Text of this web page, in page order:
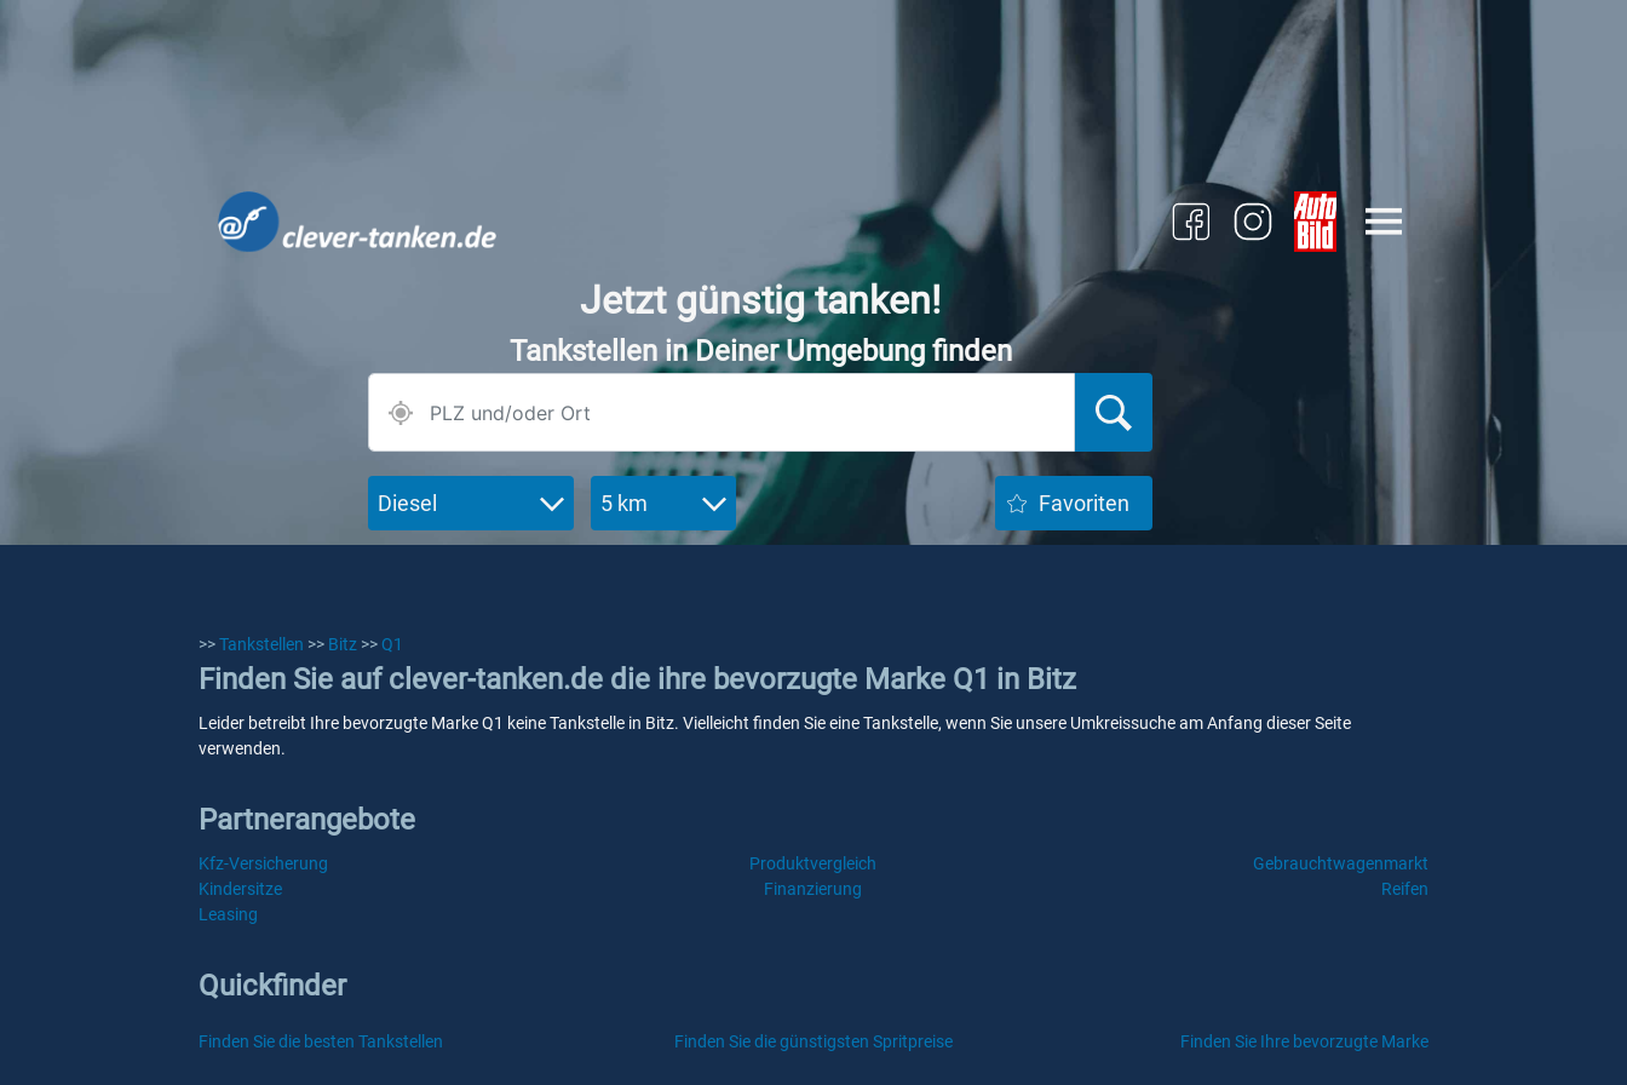
Jetzt günstig tanken!
Tankstellen in Deiner Umgebung finden
Diesel 5 km Favoriten
>>Tankstellen >> Bitz >> Q1
Finden Sie auf clever-tanken.de die ihre bevorzugte Marke Q1 in Bitz
Leider betreibt Ihre bevorzugte Marke Q1 keine Tankstelle in Bitz. Vielleicht finden Sie eine Tankstelle, wenn Sie unsere Umkreissuche am Anfang dieser Seite
verwenden.
Partnerangebote
Kfz-Versicherung Produktvergleich
Gebrauchtwagenmarkt
Kindersitze
Finanzierung
Reifen
Leasing
Quickfinder
Finden Sie die besten Tankstellen Finden Sie die günstigsten Spritpreise Finden Sie Ihre bevorzugte Marke